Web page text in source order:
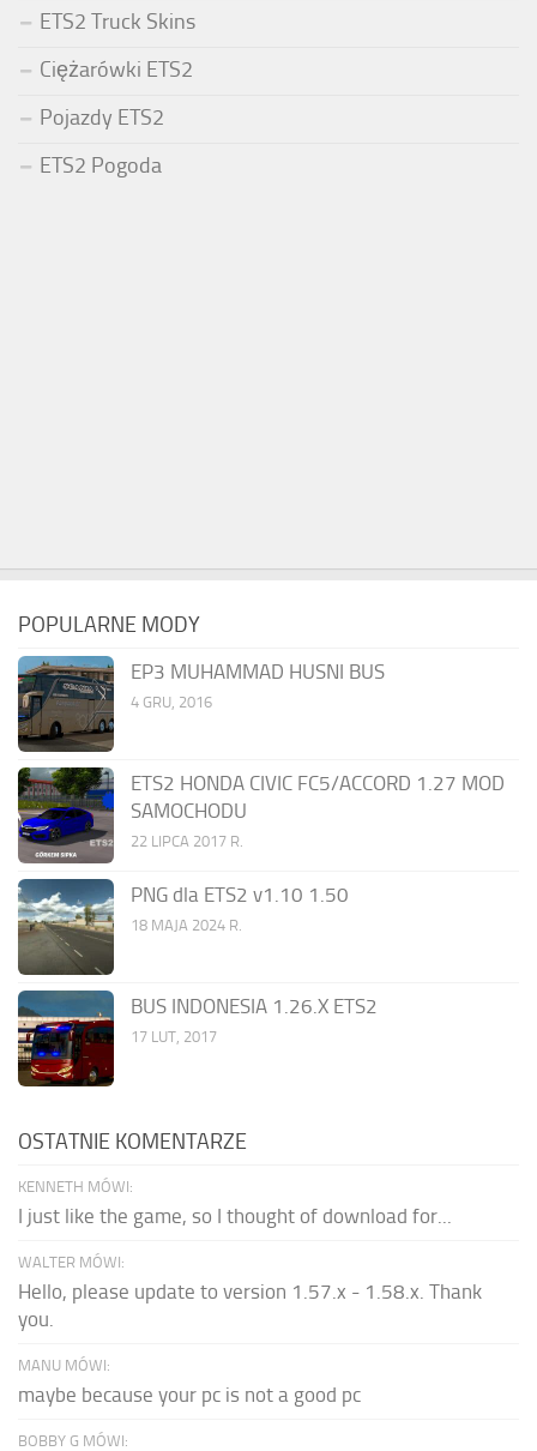
ETS2 Truck Skins
Ciężarówki ETS2
Pojazdy ETS2
ETS2 Pogoda
POPULARNE MODY
EP3 MUHAMMAD HUSNI BUS
4 GRU, 2016
ETS2 HONDA CIVIC FC5/ACCORD 1.27 MOD
SAMOCHODU
22 LIPCA 2017 R.
PNG dla ETS2 v1.10 1.50
18 MAJA 2024 R.
BUS INDONESIA 1.26.X ETS2
17 LUT, 2017
OSTATNIE KOMENTARZE
KENNETH MÓWI:
I just like the game, so I thought of download for...
WALTER MÓWI:
Hello, please update to version 1.57.x - 1.58.x. Thank
you.
MANU MÓWI:
maybe because your pc is not a good pc
BOBBY G MÓWI: